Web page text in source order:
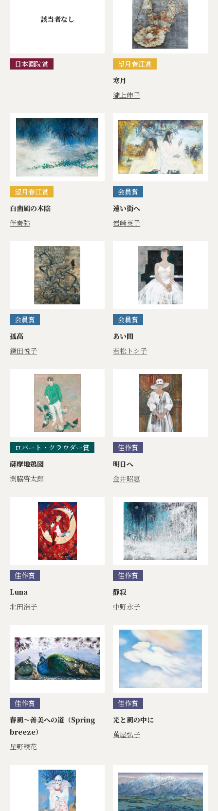
該当者なし
日本画院賞
望月春江賞
寒月
瀧上伸子
望月春江賞
白南風の木陰
伴奏弥
会員賞
遠い街へ
岩崎英子
会員賞
孤高
鎌田悦子
会員賞
あい間
若松トシ子
ロバート・クラウダー賞
薩摩地鶏図
渕脇啓太郎
佳作賞
明日へ
金井昭恵
佳作賞
Luna
北田浩子
佳作賞
静寂
中野永子
佳作賞
春風～善美への道（Spring
breeze）
星野綾花
佳作賞
光と風の中に
萬屋弘子